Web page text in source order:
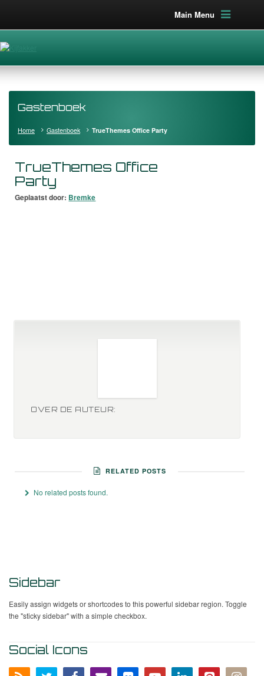
Main Menu
Gastenboek
Home Gastenboek TrueThemes Office Party
TrueThemes Office
Party
Geplaatst door: Bremke
OVER DE AUTEUR:
RELATED POSTS
No related posts found.
Sidebar
Easily assign widgets or shortcodes to this powerful sidebar region. Toggle
the "sticky sidebar" with a simple checkbox.
Social Icons